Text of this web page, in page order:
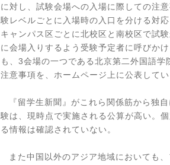
に対し、試験会場への入場に際しての注
験レベルごとに入場時の入口を分ける対
キャンパス区ごとに北校区と南校区で試
に会場入りするよう受験予定者に呼びか
も、 3会場の一つである北京第二外国語学
注意事項を、ホームページ上に公表してい
『留学生新聞』がこれら関係筋から独
験は、現時点で実施される公算が高い。
る情報は確認されていない。
また中国以外のアジア地域においても